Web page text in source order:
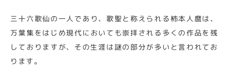
三十六歌仙の一人であり、歌聖と称えられる柿本人麿は、
万葉集をはじめ現代においても崇拝される多くの作品を残
しておりますが、その生涯は謎の部分が多いと言われてお
ります。